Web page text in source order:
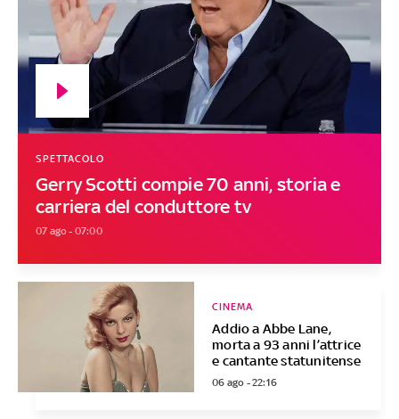
Gerry Scotti compie 70 anni, storia e
carriera del conduttore tv
SPETTACOLO
07 ago - 07:00
Addio a Abbe Lane,
morta a 93 anni l’attrice
e cantante statunitense
CINEMA
06 ago - 22:16